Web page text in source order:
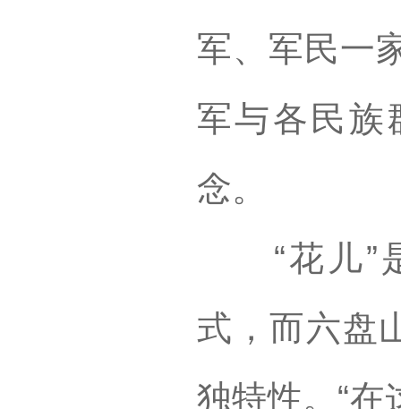
军、军民一
军与各民族
念。
“花儿”是
式，而六盘
独特性。“